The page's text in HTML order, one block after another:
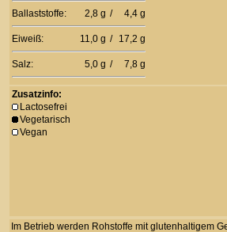
Ballaststoffe: 2,8 g / 4,4 g
Eiweiß: 11,0 g / 17,2 g
Salz: 5,0 g / 7,8 g
Zusatzinfo:
Lactosefrei
Vegetarisch
Vegan
Im Betrieb werden Rohstoffe mit glutenhaltigem